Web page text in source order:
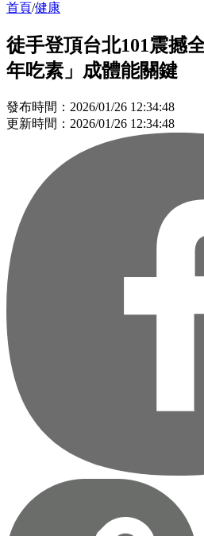
首頁/健康
徒手登頂台北101震撼
年吃素」成體能關鍵
發布時間：2026/01/26 12:34:48
更新時間：2026/01/26 12:34:48